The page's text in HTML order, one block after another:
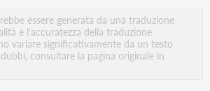
essere generata da una traduzione
e l'accuratezza della traduzione
variare significativamente da un testo
consultare la pagina originale in